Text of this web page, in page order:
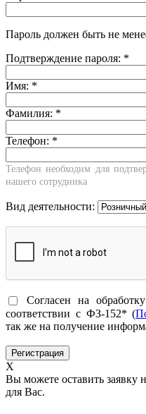
Пароль должен быть не
Подтверждение пароля: *
Имя: *
Фамилия: *
Телефон: *
Телефон необходим для
нашего сотрудника
Вид деятельности:
Согласен на
соответствии с ФЗ-152* (
так же на получение
X
Вы можете оставить заявку
для Вас.